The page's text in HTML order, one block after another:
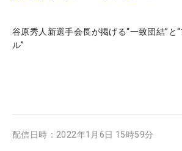
谷原秀人新選手会長が掲げる“一致団結”と
ル”
配信日時： 2022年1月6日 15時59分